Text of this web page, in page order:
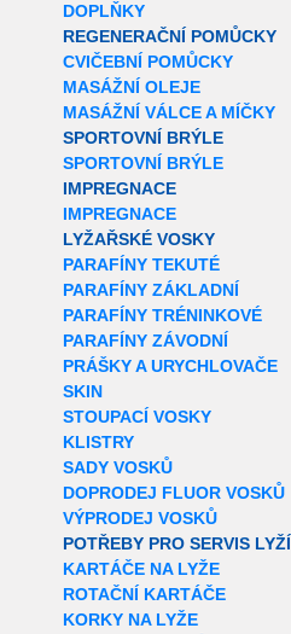
DOPLŇKY
REGENERAČNÍ POMŮCKY
CVIČEBNÍ POMŮCKY
MASÁŽNÍ OLEJE
MASÁŽNÍ VÁLCE A MÍČKY
SPORTOVNÍ BRÝLE
SPORTOVNÍ BRÝLE
IMPREGNACE
IMPREGNACE
LYŽAŘSKÉ VOSKY
PARAFÍNY TEKUTÉ
PARAFÍNY ZÁKLADNÍ
PARAFÍNY TRÉNINKOVÉ
PARAFÍNY ZÁVODNÍ
PRÁŠKY A URYCHLOVAČE
SKIN
STOUPACÍ VOSKY
KLISTRY
SADY VOSKŮ
DOPRODEJ FLUOR VOSKŮ
VÝPRODEJ VOSKŮ
POTŘEBY PRO SERVIS LYŽÍ
KARTÁČE NA LYŽE
ROTAČNÍ KARTÁČE
KORKY NA LYŽE